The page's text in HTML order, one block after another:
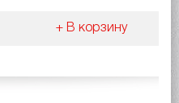
+ В корзину